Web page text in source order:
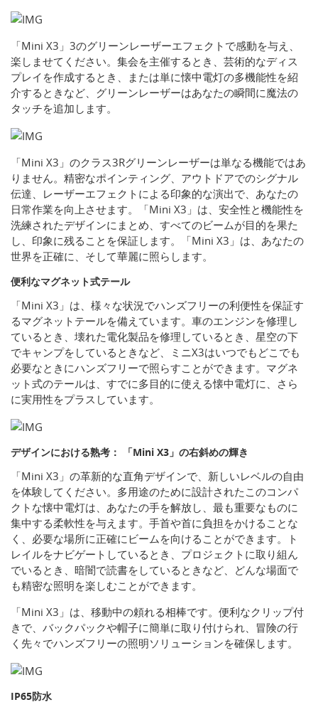
「Mini X3」3のグリーンレーザーエフェクトで感動を与え、
楽しませてください。集会を主催するとき、芸術的なディス
プレイを作成するとき、または単に懐中電灯の多機能性を紹
介するときなど、グリーンレーザーはあなたの瞬間に魔法の
タッチを追加します。
「Mini X3」のクラス3Rグリーンレーザーは単なる機能ではあ
りません。精密なポインティング、アウトドアでのシグナル
伝達、レーザーエフェクトによる印象的な演出で、あなたの
日常作業を向上させます。「Mini X3」は、安全性と機能性を
洗練されたデザインにまとめ、すべてのビームが目的を果た
し、印象に残ることを保証します。「Mini X3」は、あなたの
世界を正確に、そして華麗に照らします。
便利なマグネット式テール
「Mini X3」は、様々な状況でハンズフリーの利便性を保証す
るマグネットテールを備えています。車のエンジンを修理し
ているとき、壊れた電化製品を修理しているとき、星空の下
でキャンプをしているときなど、ミニX3はいつでもどこでも
必要なときにハンズフリーで照らすことができます。マグネ
ット式のテールは、すでに多目的に使える懐中電灯に、さら
に実用性をプラスしています。
デザインにおける熟考： 「Mini X3」の右斜めの輝き
「Mini X3」の革新的な直角デザインで、新しいレベルの自由
を体験してください。多用途のために設計されたこのコンパ
クトな懐中電灯は、あなたの手を解放し、最も重要なものに
集中する柔軟性を与えます。手首や首に負担をかけることな
く、必要な場所に正確にビームを向けることができます。ト
レイルをナビゲートしているとき、プロジェクトに取り組ん
でいるとき、暗闇で読書をしているときなど、どんな場面で
も精密な照明を楽しむことができます。
「Mini X3」は、移動中の頼れる相棒です。便利なクリップ付
きで、バックパックや帽子に簡単に取り付けられ、冒険の行
く先々でハンズフリーの照明ソリューションを確保します。
IP65防水